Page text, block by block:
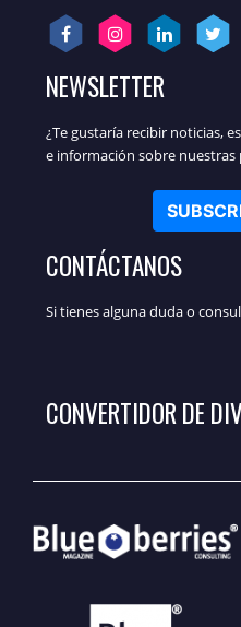
NEWSLETTER
¿Te gustaría recibir noticias,
e información sobre
CONTÁCTANOS
Si tienes alguna duda o
CONVERTIDOR DE